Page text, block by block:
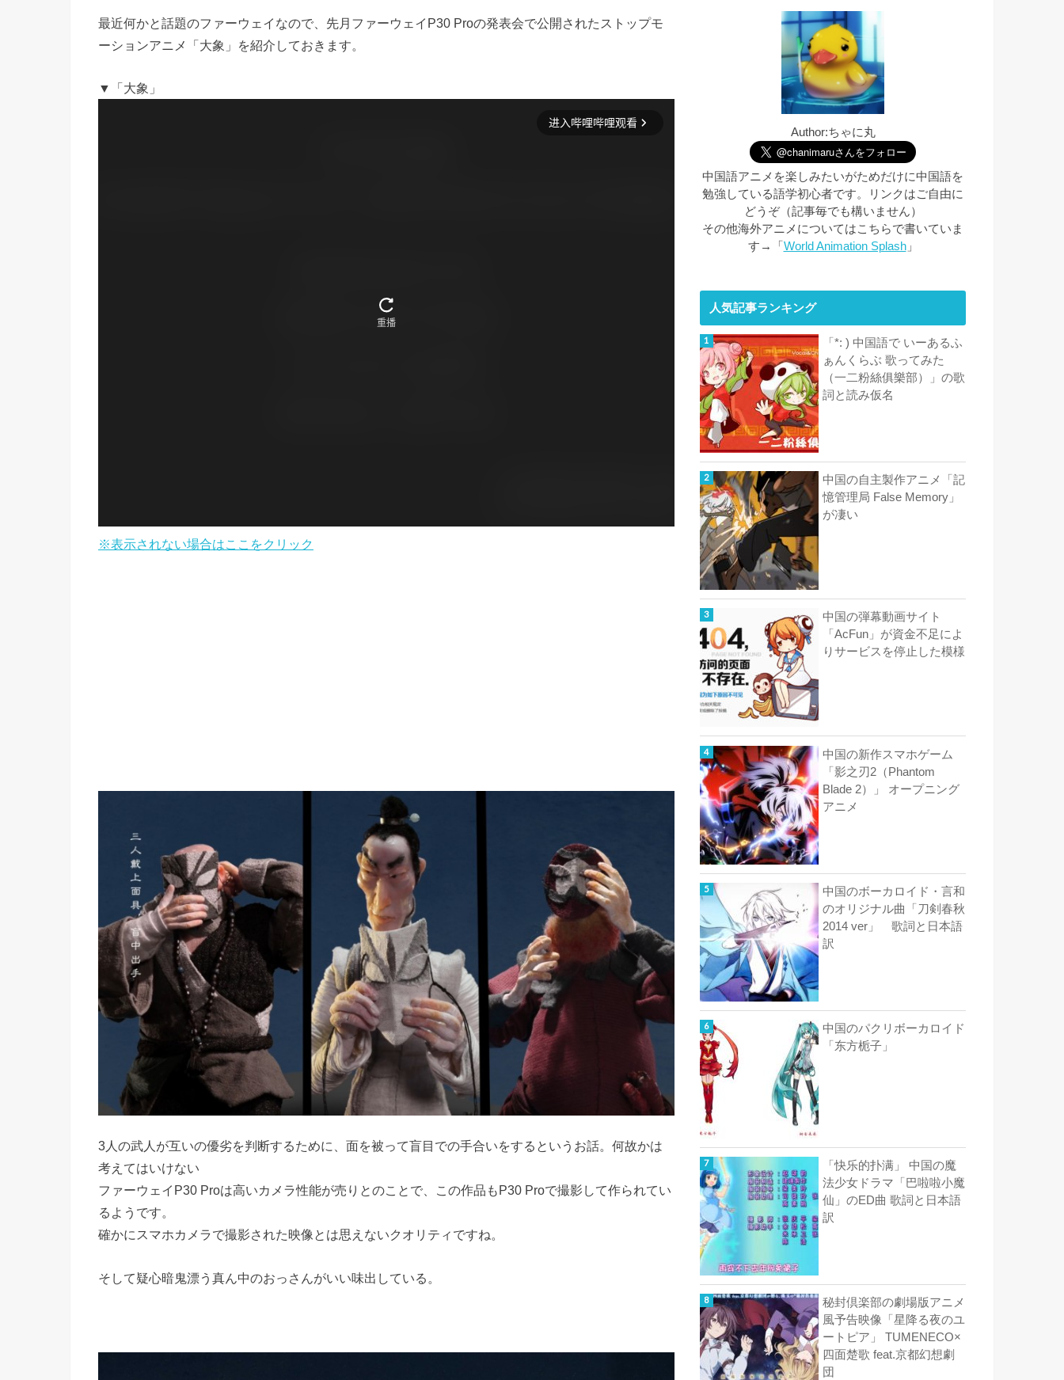
最近何かと話題のファーウェイなので、先月ファーウェイP30 Proの発表会で公開されたストップモ
ーションアニメ「大象」を紹介しておきます。
▼「大象」
※表示されない場合はここをクリック
3人の武人が互いの優劣を判断するために、面を被って盲目での手合いをするというお話。何故かは
考えてはいけない
ファーウェイP30 Proは高いカメラ性能が売りとのことで、この作品もP30 Proで撮影して作られてい
るようです。
確かにスマホカメラで撮影された映像とは思えないクオリティですね。
そして疑心暗鬼漂う真ん中のおっさんがいい味出している。
Author:ちゃに丸
中国語アニメを楽しみたいがためだけに中国語を
勉強している語学初心者です。リンクはご自由に
どうぞ（記事毎でも構いません）
その他海外アニメについてはこちらで書いていま
す→「 World Animation Splash」
人気記事ランキング
「*: ) 中国語で いーあるふ
ぁんくらぶ 歌ってみた
（一二粉絲俱樂部）」の歌
詞と読み仮名
中国の自主製作アニメ「記
憶管理局 False Memory」
が凄い
中国の弾幕動画サイト
「AcFun」が資金不足によ
りサービスを停止した模様
中国の新作スマホゲーム
「影之刃2（Phantom
Blade 2）」 オープニング
アニメ
中国のボーカロイド・言和
のオリジナル曲「刀剣春秋
2014 ver」 歌詞と日本語
訳
中国のパクリボーカロイド
「东方栀子」
「快乐的扑满」 中国の魔
法少女ドラマ「巴啦啦小魔
仙」のED曲 歌詞と日本語
訳
秘封倶楽部の劇場版アニメ
風予告映像「星降る夜のユ
ートピア」 TUMENECO×
四面楚歌 feat.京都幻想劇
団